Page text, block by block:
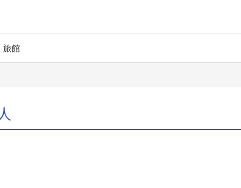
旅館